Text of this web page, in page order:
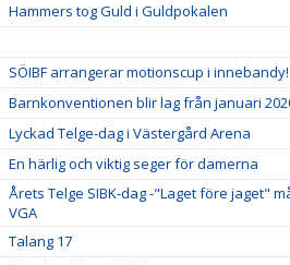
Hammers tog Guld i Guldpokalen
SÖIBF arrangerar motionscup i innebandy!
Barnkonventionen blir lag från januari
Lyckad Telge-dag i Västergård Arena
En härlig och viktig seger för damerna
Årets Telge SIBK-dag -"Laget före jaget"
VGA
Talang 17